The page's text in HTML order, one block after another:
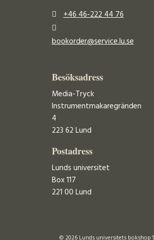
+46 46-222 44 76
bookorder@service.lu.se
Besöksadress
Media-Tryck
Instrumentmakaregränden
4
223 62 Lund
Postadress
Lunds universitet
Box 117
221 00 Lund
© 2026 Lunds universitets bokshop